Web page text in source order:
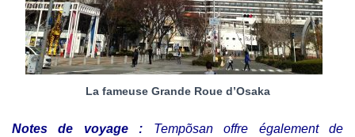
La fameuse Grande Roue d’Osaka
Notes de voyage : Tempõsan offre également de